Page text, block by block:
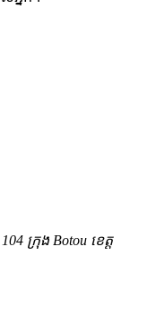
ក្រុង Botou ខេត្ត